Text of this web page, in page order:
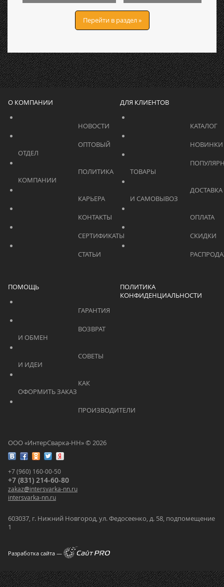
Перейти в раздел »
ООО «ИнтерСварка-НН» © 2026
+7 (960) 160-00-50
+7 (831) 214-60-80
zakaz@intersvarka-nn.ru
intersvarka-nn.ru
603037, г. Нижний Новгород, ул. Федосеенко, д. 58, подпомещение
1
Разработка сайта —
О КОМПАНИИ
			    		КАРЬЕРА
ДЛЯ КЛИЕНТОВ
ПОМОЩЬ
ПОЛИТИКА
КОНФИДЕНЦИАЛЬНОСТИ